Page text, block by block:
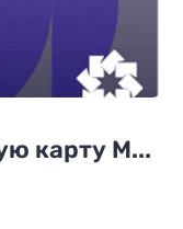
карту M...